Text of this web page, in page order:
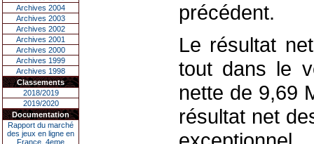
Archives 2004
Archives 2003
Archives 2002
Archives 2001
Archives 2000
Archives 1999
Archives 1998
Classements
2018/2019
2019/2020
Documentation
Rapport du marché
des jeux en ligne en
France, 4eme
précédent.
Le résultat
tout dans le
nette de 9,69
résultat net